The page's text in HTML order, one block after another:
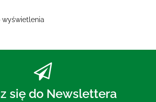
wyświetlenia
się do Newslettera